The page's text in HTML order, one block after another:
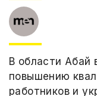
В области Абай
повышению
работников и